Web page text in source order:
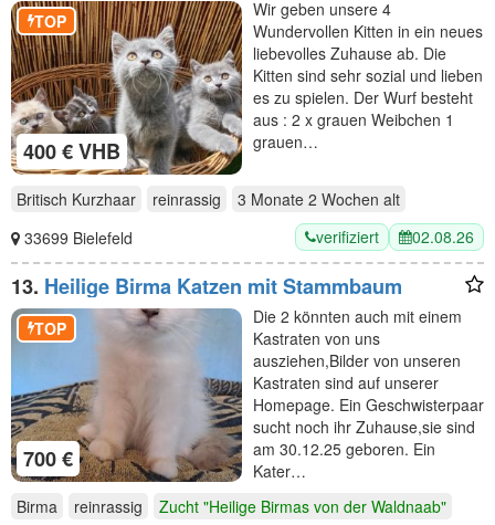
400 € VHB
TOP
Wir geben unsere 4
Wundervollen Kitten in ein neues
liebevolles Zuhause ab. Die
Kitten sind sehr sozial und lieben
es zu spielen. Der Wurf besteht
aus : 2 x grauen Weibchen 1
grauen…
Britisch Kurzhaar reinrassig 3 Monate 2 Wochen alt
33699 Bielefeld
verifiziert 02.08.26
13. Heilige Birma Katzen mit Stammbaum
700 €
TOP
Die 2 könnten auch mit einem
Kastraten von uns
ausziehen,Bilder von unseren
Kastraten sind auf unserer
Homepage. Ein Geschwisterpaar
sucht noch ihr Zuhause,sie sind
am 30.12.25 geboren. Ein
Kater…
Birma
reinrassig
Zucht "Heilige Birmas von der Waldnaab"